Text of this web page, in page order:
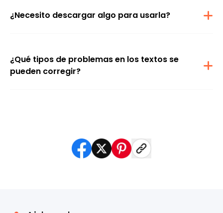
¿Necesito descargar algo para usarla?
¿Qué tipos de problemas en los textos se
pueden corregir?